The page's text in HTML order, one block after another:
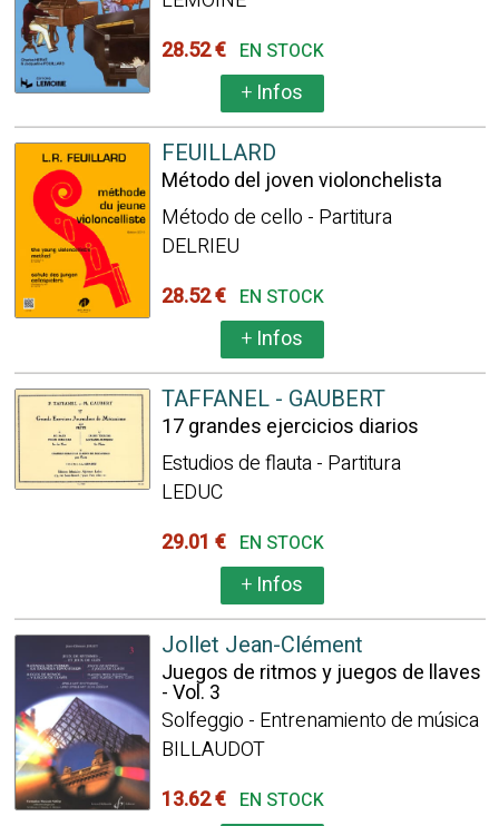
28.52 € EN STOCK
+Infos
FEUILLARD
Método del joven violonchelista
Método de cello - Partitura
DELRIEU
28.52 € EN STOCK
+Infos
TAFFANEL - GAUBERT
17 grandes ejercicios diarios
Estudios de flauta - Partitura
LEDUC
29.01 € EN STOCK
+Infos
Jollet Jean-Clément
Juegos de ritmos y juegos de llaves
- Vol. 3
Solfeggio - Entrenamiento de música
BILLAUDOT
13.62 € EN STOCK